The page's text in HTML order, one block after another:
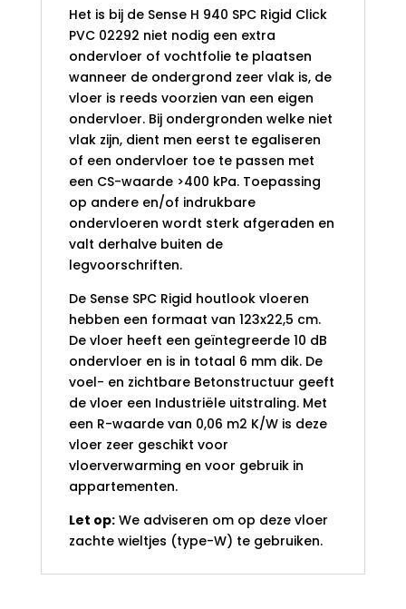
Het is bij de Sense H 940 SPC Rigid Click
PVC 02292 niet nodig een extra
ondervloer of vochtfolie te plaatsen
wanneer de ondergrond zeer vlak is, de
vloer is reeds voorzien van een eigen
ondervloer. Bij ondergronden welke niet
vlak zijn, dient men eerst te egaliseren
of een ondervloer toe te passen met
een CS-waarde >400 kPa. Toepassing
op andere en/of indrukbare
ondervloeren wordt sterk afgeraden en
valt derhalve buiten de
legvoorschriften.
De Sense SPC Rigid houtlook vloeren
hebben een formaat van 123x22,5 cm.
De vloer heeft een geïntegreerde 10 dB
ondervloer en is in totaal 6 mm dik. De
voel- en zichtbare Betonstructuur geeft
de vloer een Industriële uitstraling. Met
een R-waarde van 0,06 m2 K/W is deze
vloer zeer geschikt voor
vloerverwarming en voor gebruik in
appartementen.
Let op:We adviseren om op deze vloer
zachte wieltjes (type-W) te gebruiken.